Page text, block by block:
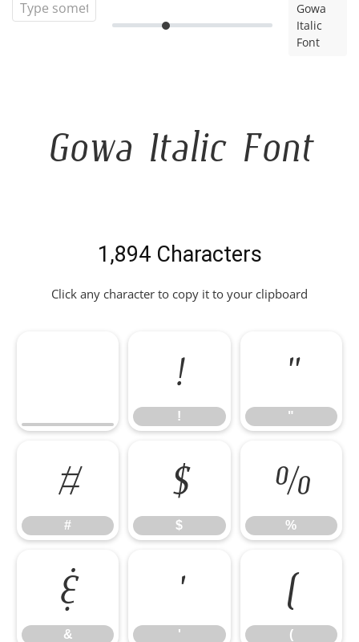
Gowa
Italic
Font
Gowa Italic Font
1,894 Characters
Click any character to copy it to your clipboard
!
!
"
"
#
#
$
$
%
%
&
&
'
'
(
(